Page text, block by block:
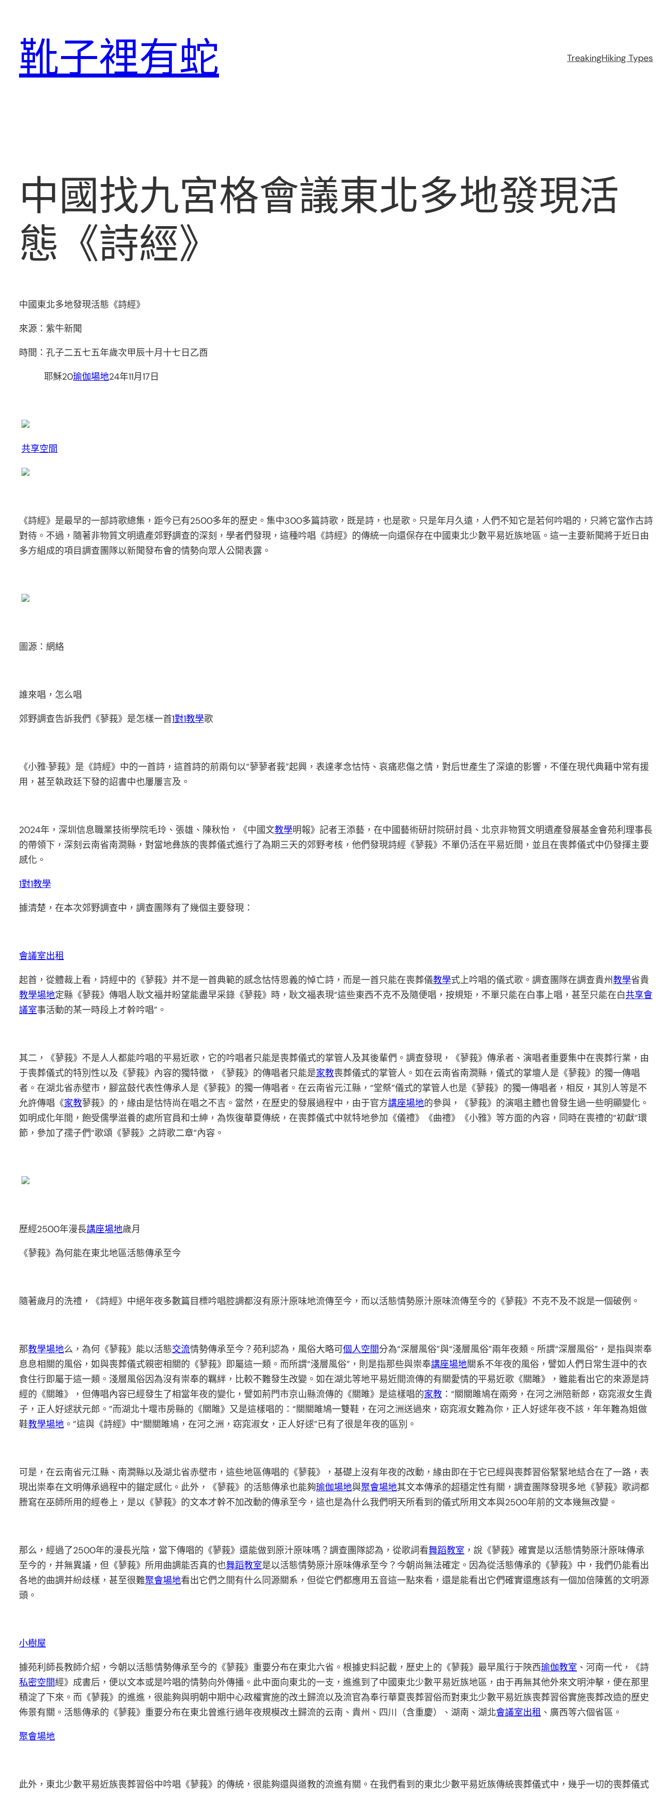
靴子裡有蛇 TreakingHiking Types
中國找九宮格會議東北多地發現活
態《詩經》
中國東北多地發現活態《詩經》
來源：紫牛新聞
時間：孔子二五七五年歲次甲辰十月十七日乙酉
耶穌20瑜伽場地24年11月17日
共享空間
《詩經》是最早的一部詩歌總集，距今已有2500多年的歷史。集中300多篇詩歌，既是詩，也是歌。只是年月久遠，人們不知它是若何吟唱的，只將它當作古詩
對待。不過，隨著非物質文明遺產郊野調查的深刻，學者們發現，這種吟唱《詩經》的傳統一向還保存在中國東北少數平易近族地區。這一主要新聞將于近日由
多方組成的項目調查團隊以新聞發布會的情勢向眾人公開表露。
圖源：網絡
誰來唱，怎么唱
郊野調查告訴我們《蓼莪》是怎樣一首1對1教學歌
《小雅·蓼莪》是《詩經》中的一首詩，這首詩的前兩句以“蓼蓼者莪”起興，表達孝念怙恃、哀痛悲傷之情，對后世產生了深遠的影響，不僅在現代典籍中常有援
用，甚至執政廷下發的詔書中也屢屢言及。
2024年，深圳信息職業技術學院毛玲、張雄、陳秋怡，《中國文教學明報》記者王添藝，在中國藝術研討院研討員、北京非物質文明遺產發展基金會苑利理事長
的帶領下，深刻云南省南澗縣，對當地彝族的喪葬儀式進行了為期三天的郊野考核，他們發現詩經《蓼莪》不單仍活在平易近間，並且在喪葬儀式中仍發揮主要
感化。
1對1教學
據清楚，在本次郊野調查中，調查團隊有了幾個主要發現：
會議室出租
起首，從體裁上看，詩經中的《蓼莪》并不是一首典範的感念怙恃恩義的悼亡詩，而是一首只能在喪葬儀教學式上吟唱的儀式歌。調查團隊在調查貴州教學省貴
教學場地定縣《蓼莪》傳唱人耿文福并盼望能盡早采錄《蓼莪》時，耿文福表現“這些東西不克不及隨便唱，按規矩，不單只能在白事上唱，甚至只能在白共享會
議室事活動的某一時段上才幹吟唱”。
其二，《蓼莪》不是人人都能吟唱的平易近歌，它的吟唱者只能是喪葬儀式的掌管人及其後輩們。調查發現，《蓼莪》傳承者、演唱者重要集中在喪葬行業，由
于喪葬儀式的特別性以及《蓼莪》內容的獨特徵，《蓼莪》的傳唱者只能是家教喪葬儀式的掌管人。如在云南省南澗縣，儀式的掌壇人是《蓼莪》的獨一傳唱
者。在湖北省赤壁市，腳盆鼓代表性傳承人是《蓼莪》的獨一傳唱者。在云南省元江縣，“堂祭”儀式的掌管人也是《蓼莪》的獨一傳唱者，相反，其別人等是不
允許傳唱《家教蓼莪》的，緣由是怙恃尚在唱之不吉。當然，在歷史的發展過程中，由于官方講座場地的參與，《蓼莪》的演唱主體也曾發生過一些明顯變化。
如明成化年間，飽受儒學滋養的處所官員和士紳，為恢復華夏傳統，在喪葬儀式中就特地參加《儀禮》《曲禮》《小雅》等方面的內容，同時在喪禮的“初獻”環
節，參加了孺子們“歌頌《蓼莪》之詩歌二章”內容。
歷經2500年漫長講座場地歲月
《蓼莪》為何能在東北地區活態傳承至今
隨著歲月的洗禮，《詩經》中絕年夜多數篇目標吟唱腔調都沒有原汁原味地流傳至今，而以活態情勢原汁原味流傳至今的《蓼莪》不克不及不說是一個破例。
那教學場地么，為何《蓼莪》能以活態交流情勢傳承至今？苑利認為，風俗大略可個人空間分為“深層風俗”與“淺層風俗”兩年夜類。所謂“深層風俗”，是指與崇奉
息息相關的風俗，如與喪葬儀式親密相關的《蓼莪》即屬這一類。而所謂“淺層風俗”，則是指那些與崇奉講座場地關系不年夜的風俗，譬如人們日常生涯中的衣
食住行即屬于這一類。淺層風俗因為沒有崇奉的羈絆，比較不難發生改變。如在湖北等地平易近間流傳的有關愛情的平易近歌《關雎》，雖能看出它的來源是詩
經的《關雎》，但傳唱內容已經發生了相當年夜的變化，譬如荊門市京山縣流傳的《關雎》是這樣唱的家教 ：“關關雎鳩在兩旁，在河之洲陪新郎，窈窕淑女生貴
子，正人好逑狀元郎。”而湖北十堰市房縣的《關雎》又是這樣唱的：“關關雎鳩一雙鞋，在河之洲送過來，窈窕淑女難為你，正人好逑年夜不該，年年難為姐做
鞋教學場地 。”這與《詩經》中“關關雎鳩，在河之洲，窈窕淑女，正人好逑”已有了很是年夜的區別。
可是，在云南省元江縣、南澗縣以及湖北省赤壁市，這些地區傳唱的《蓼莪》，基礎上沒有年夜的改動，緣由即在于它已經與喪葬習俗緊緊地結合在了一路，表
現出崇奉在文明傳承過程中的錨定感化。此外，《蓼莪》的活態傳承也能夠瑜伽場地與聚會場地其文本傳承的超穩定性有關，調查團隊發現多地《蓼莪》歌詞都
謄寫在巫師所用的經卷上，是以《蓼莪》的文本才幹不加改動的傳承至今，這也是為什么我們明天所看到的儀式所用文本與2500年前的文本幾無改變。
那么，經過了2500年的漫長光陰，當下傳唱的《蓼莪》還能做到原汁原味嗎？調查團隊認為，從歌詞看舞蹈教室 ，說《蓼莪》確實是以活態情勢原汁原味傳承
至今的，并無異議，但《蓼莪》所用曲調能否真的也舞蹈教室是以活態情勢原汁原味傳承至今？今朝尚無法確定。因為從活態傳承的《蓼莪》中，我們仍能看出
各地的曲調并紛歧樣，甚至很難聚會場地看出它們之間有什么同源關系，但從它們都應用五音這一點來看，還是能看出它們確實還應該有一個加倍陳舊的文明源
頭。
小樹屋
據苑利師長教師介紹，今朝以活態情勢傳承至今的《蓼莪》重要分布在東北六省。根據史料記載，歷史上的《蓼莪》最早風行于陜西瑜伽教室 、河南一代，《詩
私密空間經》成書后，便以文本或是吟唱的情勢向外傳播。此中面向東北的一支，進進到了中國東北少數平易近族地區，由于再無其他外來文明沖擊，便在那里
積淀了下來。而《蓼莪》的進進，很能夠與明朝中期中心政權實施的改土歸流以及流官為奉行華夏喪葬習俗而對東北少數平易近族喪葬習俗實施喪葬改造的歷史
佈景有關。活態傳承的《蓼莪》重要分布在東北曾進行過年夜規模改土歸流的云南、貴州、四川（含重慶）、湖南、湖北會議室出租 、廣西等六個省區。
聚會場地
此外，東北少數平易近族喪葬習俗中吟唱《蓼莪》的傳統，很能夠還與道教的流進有關。在我們看到的東北少數平易近族傳統喪葬儀式中，幾乎一切的喪葬儀式